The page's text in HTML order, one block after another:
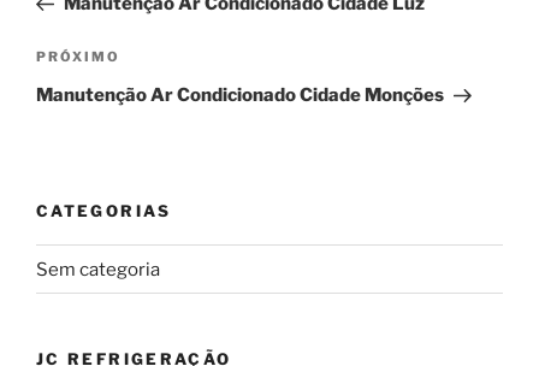
Post
Próximo
post
PRÓXIMO
Manutenção Ar Condicionado Cidade Monções
CATEGORIAS
Sem categoria
JC REFRIGERAÇÃO